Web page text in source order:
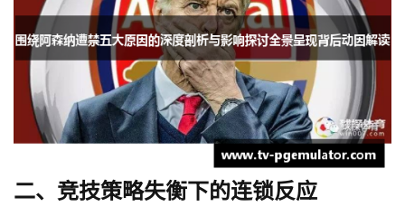
二、竞技策略失衡下的连锁反应